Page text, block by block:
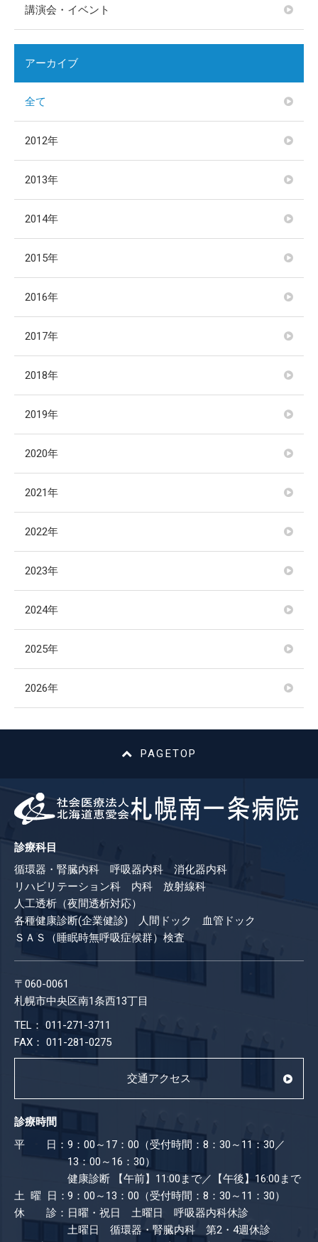
講演会・イベント
アーカイブ
全て
2012年
2013年
2014年
2015年
2016年
2017年
2018年
2019年
2020年
2021年
2022年
2023年
2024年
2025年
2026年
PAGETOP
診療科目
循環器・腎臓内科 呼吸器内科 消化器内科
リハビリテーション科 内科 放射線科
人工透析（夜間透析対応）
各種健康診断(企業健診) 人間ドック 血管ドック
ＳＡＳ（睡眠時無呼吸症候群）検査
〒060-0061
札幌市中央区南1条西13丁目
TEL： 011-271-3711
FAX： 011-281-0275
交通アクセス
診療時間
平 日： 9：00～17：00（受付時間：8：30～11：30／
13：00～16：30）
健康診断
【午前】11:00まで／【午後】16:00まで
土 曜 日：9：00～13：00（受付時間：8：30～11：30）
休 診： 日曜・祝日 土曜日 呼吸器内科休診
土曜日 循環器・腎臓内科 第2・4週休診